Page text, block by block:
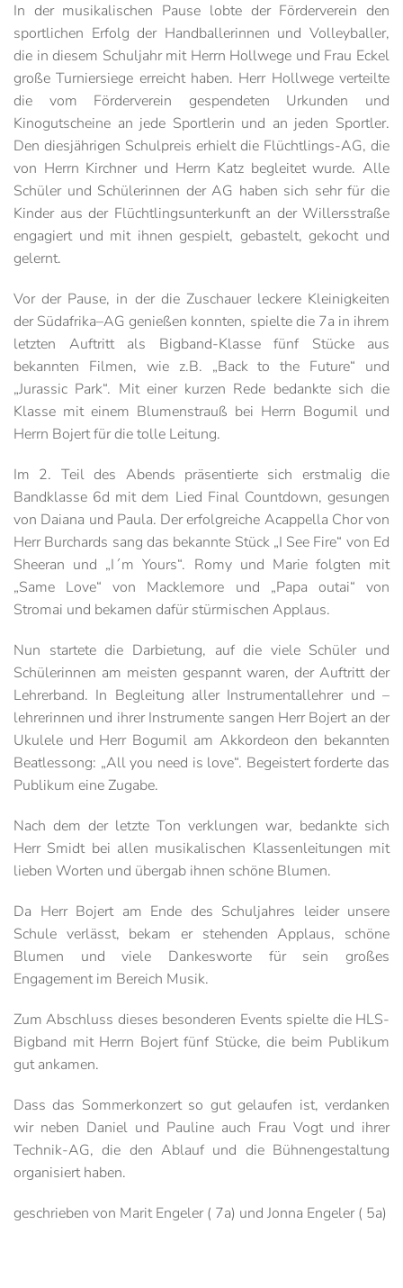
In der musikalischen Pause lobte der Förderverein den
sportlichen Erfolg der Handballerinnen und Volleyballer,
die in diesem Schuljahr mit Herrn Hollwege und Frau Eckel
große Turniersiege erreicht haben. Herr Hollwege verteilte
die vom Förderverein gespendeten Urkunden und
Kinogutscheine an jede Sportlerin und an jeden Sportler.
Den diesjährigen Schulpreis erhielt die Flüchtlings-AG, die
von Herrn Kirchner und Herrn Katz begleitet wurde. Alle
Schüler und Schülerinnen der AG haben sich sehr für die
Kinder aus der Flüchtlingsunterkunft an der Willersstraße
engagiert und mit ihnen gespielt, gebastelt, gekocht und
gelernt.
Vor der Pause, in der die Zuschauer leckere Kleinigkeiten
der Südafrika–AG genießen konnten, spielte die 7a in ihrem
letzten Auftritt als Bigband-Klasse fünf Stücke aus
bekannten Filmen, wie z.B. „Back to the Future“ und
„Jurassic Park“. Mit einer kurzen Rede bedankte sich die
Klasse mit einem Blumenstrauß bei Herrn Bogumil und
Herrn Bojert für die tolle Leitung.
Im 2. Teil des Abends präsentierte sich erstmalig die
Bandklasse 6d mit dem Lied Final Countdown, gesungen
von Daiana und Paula. Der erfolgreiche Acappella Chor von
Herr Burchards sang das bekannte Stück „I See Fire“ von Ed
Sheeran und „I´m Yours“. Romy und Marie folgten mit
„Same Love“ von Macklemore und „Papa outai“ von
Stromai und bekamen dafür stürmischen Applaus.
Nun startete die Darbietung, auf die viele Schüler und
Schülerinnen am meisten gespannt waren, der Auftritt der
Lehrerband. In Begleitung aller Instrumentallehrer und –
lehrerinnen und ihrer Instrumente sangen Herr Bojert an der
Ukulele und Herr Bogumil am Akkordeon den bekannten
Beatlessong: „All you need is love“. Begeistert forderte das
Publikum eine Zugabe.
Nach dem der letzte Ton verklungen war, bedankte sich
Herr Smidt bei allen musikalischen Klassenleitungen mit
lieben Worten und übergab ihnen schöne Blumen.
Da Herr Bojert am Ende des Schuljahres leider unsere
Schule verlässt, bekam er stehenden Applaus, schöne
Blumen und viele Dankesworte für sein großes
Engagement im Bereich Musik.
Zum Abschluss dieses besonderen Events spielte die HLS-
Bigband mit Herrn Bojert fünf Stücke, die beim Publikum
gut ankamen.
Dass das Sommerkonzert so gut gelaufen ist, verdanken
wir neben Daniel und Pauline auch Frau Vogt und ihrer
Technik-AG, die den Ablauf und die Bühnengestaltung
organisiert haben.
geschrieben von Marit Engeler ( 7a) und Jonna Engeler ( 5a)